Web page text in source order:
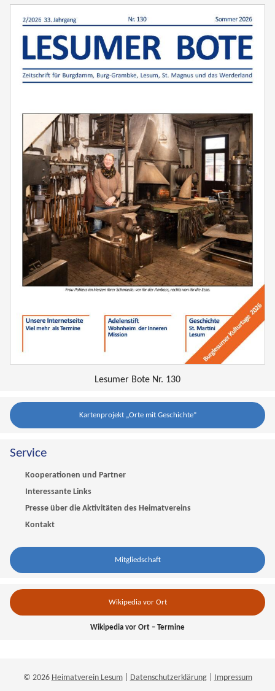
Lesumer Bote Nr. 130
Kartenprojekt „Orte mit Geschichte“
Service
Kooperationen und Partner
Interessante Links
Presse über die Aktivitäten des Heimatvereins
Kontakt
Mitgliedschaft
Wikipedia vor Ort
Wikipedia vor Ort – Termine
© 2026 Heimatverein Lesum| Datenschutzerklärung| Impressum